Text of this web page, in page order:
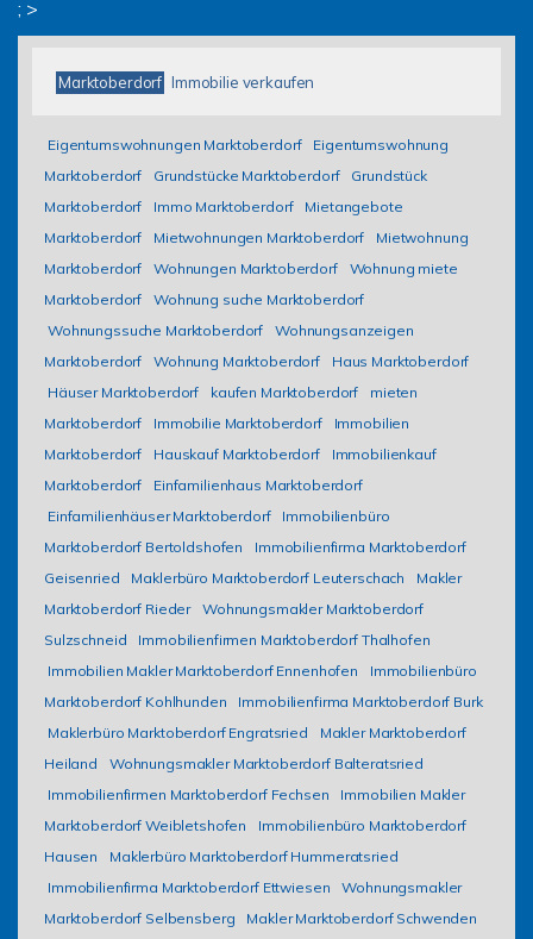
; >
Marktoberdorf Immobilie verkaufen
Eigentumswohnungen Marktoberdorf
Eigentumswohnung
Marktoberdorf
Grundstücke Marktoberdorf
Grundstück
Marktoberdorf
Immo Marktoberdorf
Mietangebote
Marktoberdorf
Mietwohnungen Marktoberdorf
Mietwohnung
Marktoberdorf
Wohnungen Marktoberdorf
Wohnung miete
Marktoberdorf
Wohnung suche Marktoberdorf
Wohnungssuche Marktoberdorf
Wohnungsanzeigen
Marktoberdorf
Wohnung Marktoberdorf
Haus Marktoberdorf
Häuser Marktoberdorf
kaufen Marktoberdorf
mieten
Marktoberdorf
Immobilie Marktoberdorf
Immobilien
Marktoberdorf
Hauskauf Marktoberdorf
Immobilienkauf
Marktoberdorf
Einfamilienhaus Marktoberdorf
Einfamilienhäuser Marktoberdorf
Immobilienbüro
Marktoberdorf Bertoldshofen
Immobilienfirma Marktoberdorf
Geisenried
Maklerbüro Marktoberdorf Leuterschach
Makler
Marktoberdorf Rieder
Wohnungsmakler Marktoberdorf
Sulzschneid
Immobilienfirmen Marktoberdorf Thalhofen
Immobilien Makler Marktoberdorf Ennenhofen
Immobilienbüro
Marktoberdorf Kohlhunden
Immobilienfirma Marktoberdorf Burk
Maklerbüro Marktoberdorf Engratsried
Makler Marktoberdorf
Heiland
Wohnungsmakler Marktoberdorf Balteratsried
Immobilienfirmen Marktoberdorf Fechsen
Immobilien Makler
Marktoberdorf Weibletshofen
Immobilienbüro Marktoberdorf
Hausen
Maklerbüro Marktoberdorf Hummeratsried
Immobilienfirma Marktoberdorf Ettwiesen
Wohnungsmakler
Marktoberdorf Selbensberg
Makler Marktoberdorf Schwenden